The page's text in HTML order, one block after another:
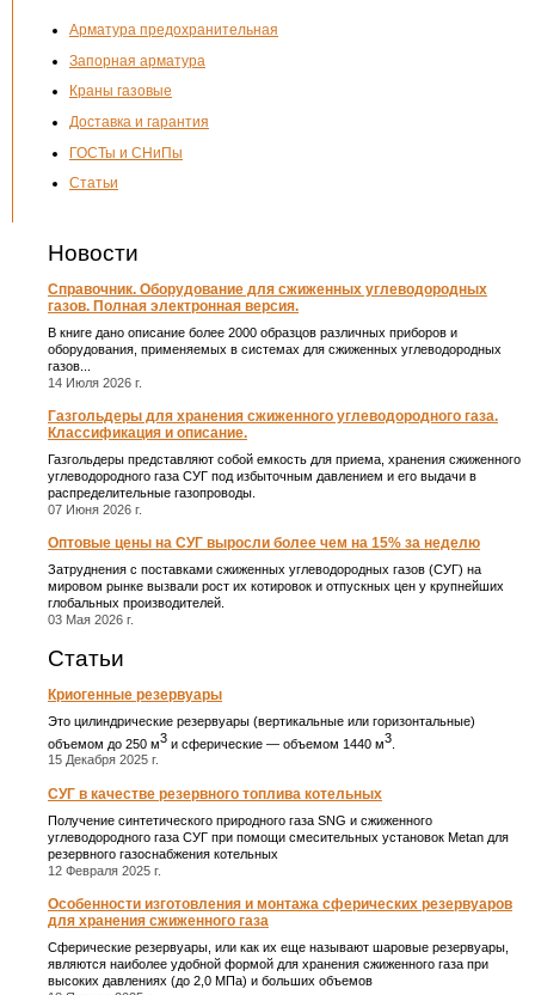
Арматура предохранительная
Запорная арматура
Краны газовые
Доставка и гарантия
ГОСТы и СНиПы
Статьи
Новости
Справочник. Оборудование для сжиженных углеводородных
газов. Полная электронная версия.
В книге дано описание более 2000 образцов различных приборов и
оборудования, применяемых в системах для сжиженных углеводородных
газов...
14 Июля 2026 г.
Газгольдеры для хранения сжиженного углеводородного газа.
Классификация и описание.
Газгольдеры представляют собой емкость для приема, хранения сжиженного
углеводородного газа СУГ под избыточным давлением и его выдачи в
распределительные газопроводы.
07 Июня 2026 г.
Оптовые цены на СУГ выросли более чем на 15% за неделю
Затруднения с поставками сжиженных углеводородных газов (СУГ) на
мировом рынке вызвали рост их котировок и отпускных цен у крупнейших
глобальных производителей.
03 Мая 2026 г.
Статьи
Криогенные резервуары
Это цилиндрические резервуары (вертикальные или горизонтальные)
объемом до 250 м3 и сферические ― объемом 1440 м3
15 Декабря 2025 г.
СУГ в качестве резервного топлива котельных
Получение синтетического природного газа SNG и сжиженного
углеводородного газа СУГ при помощи смесительных установок Metan для
резервного газоснабжения котельных
12 Февраля 2025 г.
Особенности изготовления и монтажа сферических резервуаров
для хранения сжиженного газа
Сферические резервуары, или как их еще называют шаровые резервуары,
являются наиболее удобной формой для хранения сжиженного газа при
высоких давлениях (до 2,0 МПа) и больших объемов